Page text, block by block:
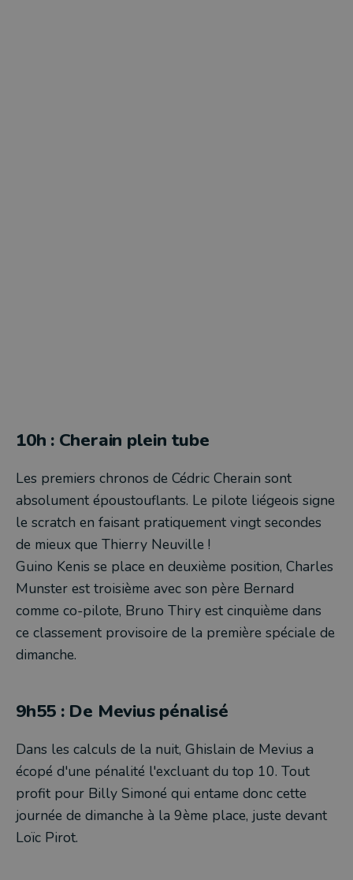
10h : Cherain plein tube
Les premiers chronos de Cédric Cherain sont
absolument époustouflants. Le pilote liégeois signe
le scratch en faisant pratiquement vingt secondes
de mieux que Thierry Neuville !
Guino Kenis se place en deuxième position, Charles
Munster est troisième avec son père Bernard
comme co-pilote, Bruno Thiry est cinquième dans
ce classement provisoire de la première spéciale de
dimanche.
9h55 : De Mevius pénalisé
Dans les calculs de la nuit, Ghislain de Mevius a
écopé d'une pénalité l'excluant du top 10. Tout
profit pour Billy Simoné qui entame donc cette
journée de dimanche à la 9ème place, juste devant
Loïc Pirot.